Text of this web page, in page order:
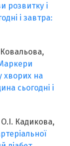
розвитку і
і завтра:
хворих на
сьогодні і
Кадикова,